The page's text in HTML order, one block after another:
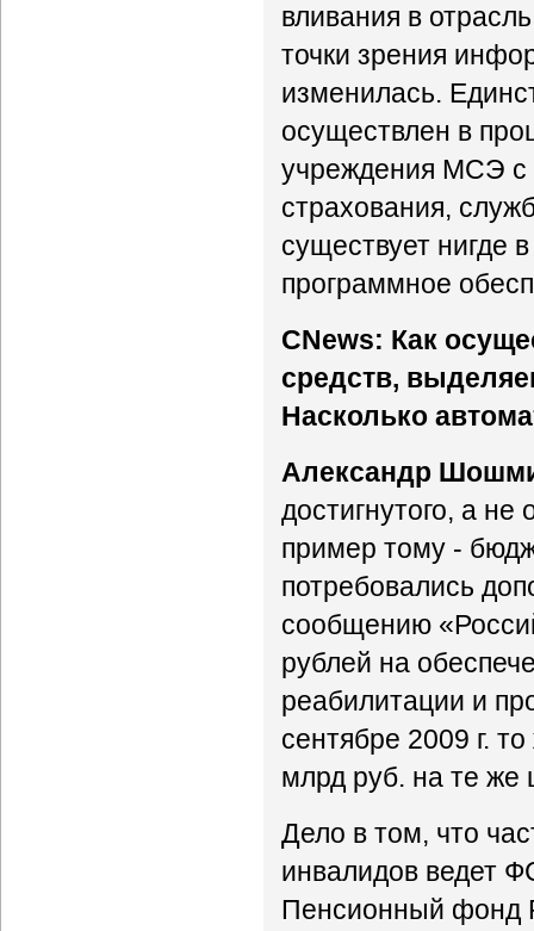
вливания в
точки зрения
изменилась.
осуществлен в
учреждения МСЭ
страхования,
существует нигде
программное
CNews: Как
средств,
Насколько
Александр
достигнутого, а
пример тому -
потребовались
сообщению
рублей на
реабилитации и
сентябре 2009 г.
млрд руб. на те же
Дело в том, что
инвалидов ведет
Пенсионный фонд